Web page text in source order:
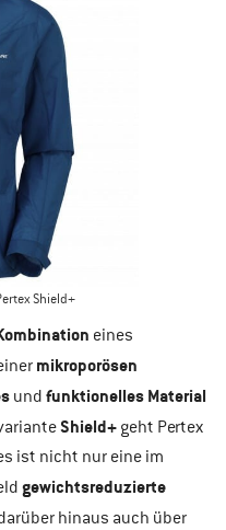
Shield+
eines
mikroporösen
und funktionelles Material
Shield+ geht Pertex
ist nicht nur eine im
gewichtsreduzierte
hinaus auch über